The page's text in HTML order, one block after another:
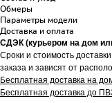
Обмеры
Параметры модели
Доставка и оплата
СДЭК (курьером на дом
Сроки и стоимость
заказа и зависят от
Бесплатная доставка на
Бесплатная доставка до